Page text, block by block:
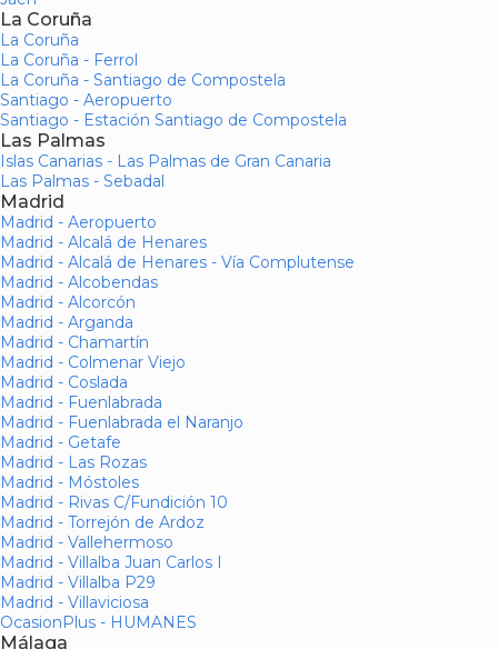
La Coruña
La Coruña
La Coruña - Ferrol
La Coruña - Santiago de Compostela
Santiago - Aeropuerto
Santiago - Estación Santiago de Compostela
Las Palmas
Islas Canarias - Las Palmas de Gran Canaria
Las Palmas - Sebadal
Madrid
Madrid - Aeropuerto
Madrid - Alcalá de Henares
Madrid - Alcalá de Henares - Vía Complutense
Madrid - Alcobendas
Madrid - Alcorcón
Madrid - Arganda
Madrid - Chamartín
Madrid - Colmenar Viejo
Madrid - Coslada
Madrid - Fuenlabrada
Madrid - Fuenlabrada el Naranjo
Madrid - Getafe
Madrid - Las Rozas
Madrid - Móstoles
Madrid - Rivas C/Fundición 10
Madrid - Torrejón de Ardoz
Madrid - Vallehermoso
Madrid - Villalba Juan Carlos I
Madrid - Villalba P29
Madrid - Villaviciosa
OcasionPlus - HUMANES
Málaga